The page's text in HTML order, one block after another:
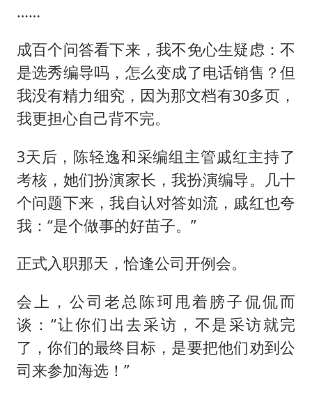
……
成百个问答看下来，我不免心生疑虑：不
是选秀编导吗，怎么变成了电话销售？但
我没有精力细究，因为那文档有30多页，
我更担心自己背不完。
3天后，陈轻逸和采编组主管戚红主持了
考核，她们扮演家长，我扮演编导。几十
个问题下来，我自认对答如流，戚红也夸
我：“是个做事的好苗子。”
正式入职那天，恰逢公司开例会。
会上，公司老总陈珂甩着膀子侃侃而
谈：“让你们出去采访，不是采访就完
了，你们的最终目标，是要把他们劝到公
司来参加海选！”